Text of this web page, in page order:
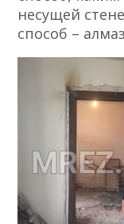
несущей
способ –